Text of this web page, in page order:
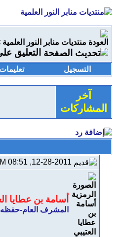
منتديات منابر النور العلمية
التعليق
التسجيل تعليمات
آخر
المشاركات
أسامة بن عطايا
المشرف العام-حفظه